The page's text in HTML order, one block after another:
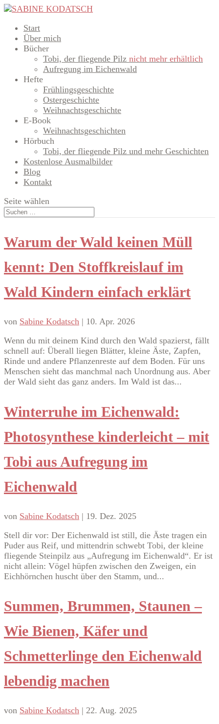
Start
Über mich
Bücher
Tobi, der fliegende Pilz nicht mehr erhältlich
Aufregung im Eichenwald
Hefte
Frühlingsgeschichte
Ostergeschichte
Weihnachtsgeschichte
E-Book
Weihnachtsgeschichten
Hörbuch
Tobi, der fliegende Pilz und mehr Geschichten
Kostenlose Ausmalbilder
Blog
Kontakt
Seite wählen
Warum der Wald keinen Müll
kennt: Den Stoffkreislauf im
Wald Kindern einfach erklärt
von Sabine Kodatsch | 10. Apr. 2026
Wenn du mit deinem Kind durch den Wald spazierst, fällt
schnell auf: Überall liegen Blätter, kleine Äste, Zapfen,
Rinde und andere Pflanzenreste auf dem Boden. Für uns
Menschen sieht das manchmal nach Unordnung aus. Aber
der Wald sieht das ganz anders. Im Wald ist das...
Winterruhe im Eichenwald:
Photosynthese kinderleicht – mit
Tobi aus Aufregung im
Eichenwald
von Sabine Kodatsch | 19. Dez. 2025
Stell dir vor: Der Eichenwald ist still, die Äste tragen ein
Puder aus Reif, und mittendrin schwebt Tobi, der kleine
fliegende Steinpilz aus „Aufregung im Eichenwald“. Er ist
nicht allein: Vögel hüpfen zwischen den Zweigen, ein
Eichhörnchen huscht über den Stamm, und...
Summen, Brummen, Staunen –
Wie Bienen, Käfer und
Schmetterlinge den Eichenwald
lebendig machen
von Sabine Kodatsch | 22. Aug. 2025